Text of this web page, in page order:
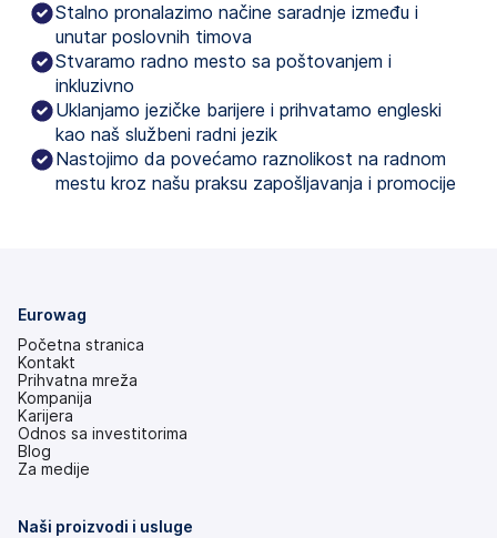
Stalno pronalazimo načine saradnje između i
unutar poslovnih timova
Stvaramo radno mesto sa poštovanjem i
inkluzivno
Uklanjamo jezičke barijere i prihvatamo engleski
kao naš službeni radni jezik
Nastojimo da povećamo raznolikost na radnom
mestu kroz našu praksu zapošljavanja i promocije
Eurowag
Početna stranica
Kontakt
Prihvatna mreža
Kompanija
Karijera
Odnos sa investitorima
(otvara
se
kartice)
Blog
Za medije
Naši proizvodi i usluge